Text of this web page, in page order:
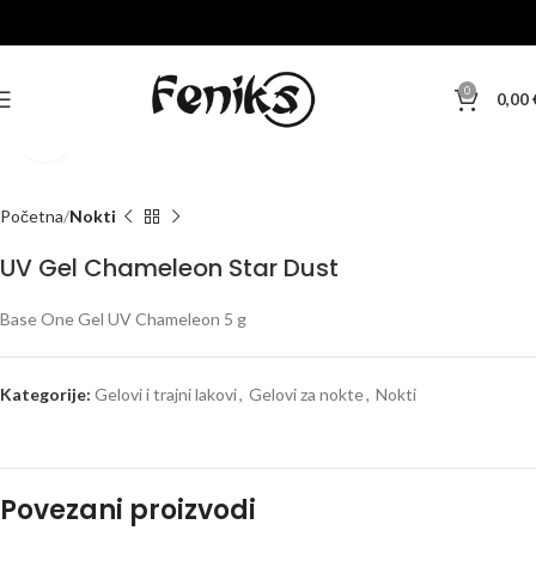
0 0,00
Početna Nokti
UV Gel Chameleon Star Dust
Base One Gel UV Chameleon 5 g
Kategorije: Gelovi i trajni lakovi, Gelovi za nokte, Nokti
Povezani proizvodi